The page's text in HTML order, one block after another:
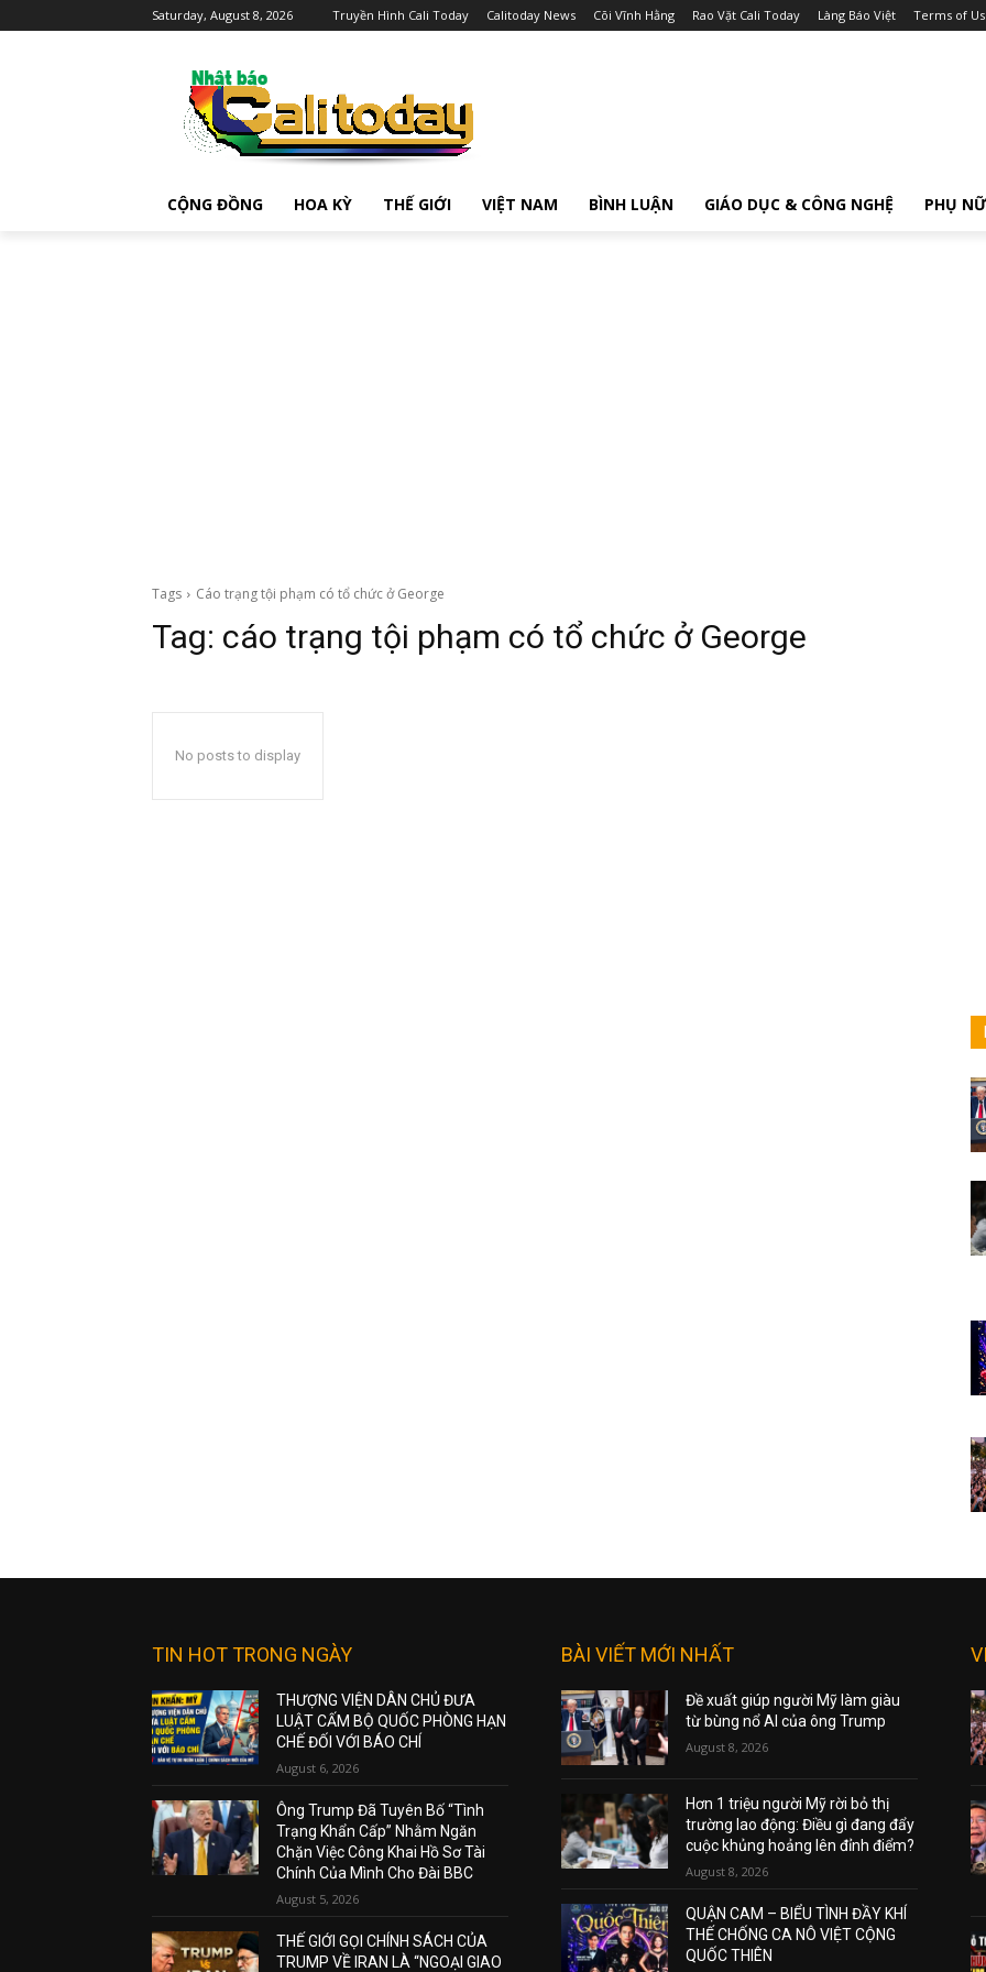
Saturday, August 8, 2026 Truyền Hình Cali Today Calitoday News Cõi Vĩnh Hằng Rao Vặt Cali Today Làng Báo Việt Terms of
CỘNG ĐỒNG HOA KỲ THẾ GIỚI VIỆT NAM BÌNH LUẬN GIÁO DỤC & CÔNG NGHỆ PHỤ NỮ
Tags Cáo trạng tội phạm có tổ chức ở George
Tag: cáo trạng tội phạm có tổ chức ở George
No posts to display
TIN HOT TRONG NGÀY
THƯỢNG VIỆN DÂN CHỦ ĐƯA
LUẬT CẤM BỘ QUỐC PHÒNG HẠN
CHẾ ĐỐI VỚI BÁO CHÍ
August 6, 2026
Ông Trump Đã Tuyên Bố “Tình
Trạng Khẩn Cấp” Nhằm Ngăn
Chặn Việc Công Khai Hồ Sơ Tài
Chính Của Mình Cho Đài BBC
August 5, 2026
THẾ GIỚI GỌI CHÍNH SÁCH CỦA
TRUMP VỀ IRAN LÀ “NGOẠI GIAO
BÀI VIẾT MỚI NHẤT
Đề xuất giúp người Mỹ làm giàu
từ bùng nổ AI của ông Trump
August 8, 2026
Hơn 1 triệu người Mỹ rời bỏ thị
trường lao động: Điều gì đang đẩy
cuộc khủng hoảng lên đỉnh điểm?
August 8, 2026
QUẬN CAM – BIỂU TÌNH ĐẦY KHÍ
THẾ CHỐNG CA NÔ VIỆT CỘNG
QUỐC THIÊN